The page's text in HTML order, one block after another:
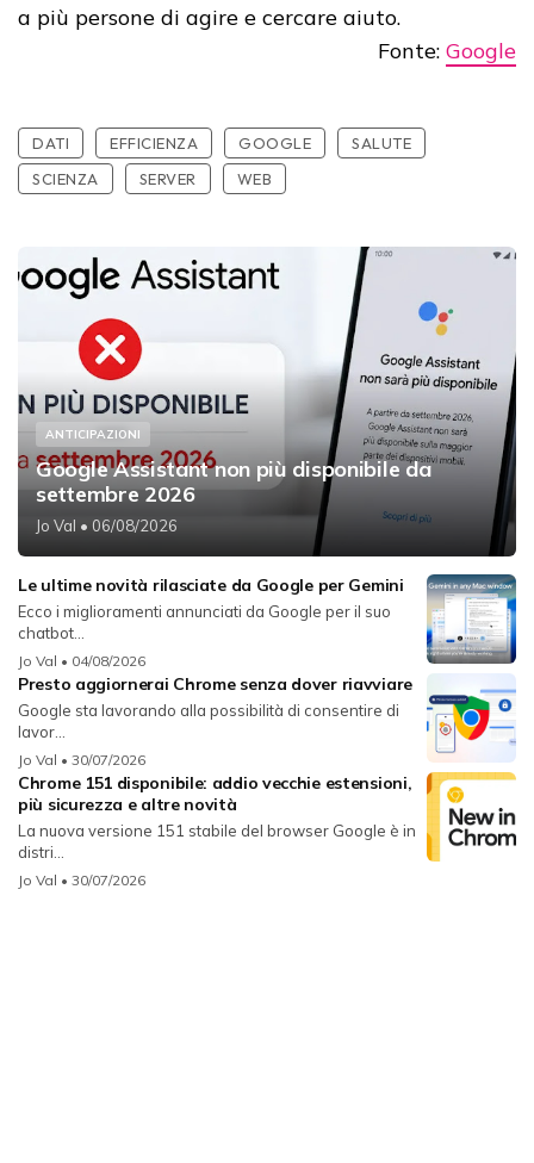
a più persone di agire e cercare aiuto.
Fonte: Google
DATI EFFICIENZA GOOGLE
SALUTE
SCIENZA
SERVER WEB
ANTICIPAZIONI
Google Assistant non più disponibile da
settembre 2026
Jo Val • 06/08/2026
Le ultime novità rilasciate da Google per Gemini
Ecco i miglioramenti annunciati da Google per il suo
chatbot...
Jo Val • 04/08/2026
Presto aggiornerai Chrome senza dover riavviare
Google sta lavorando alla possibilità di consentire di
lavor...
Jo Val • 30/07/2026
Chrome 151 disponibile: addio vecchie estensioni,
più sicurezza e altre novità
La nuova versione 151 stabile del browser Google è in
distri...
Jo Val • 30/07/2026